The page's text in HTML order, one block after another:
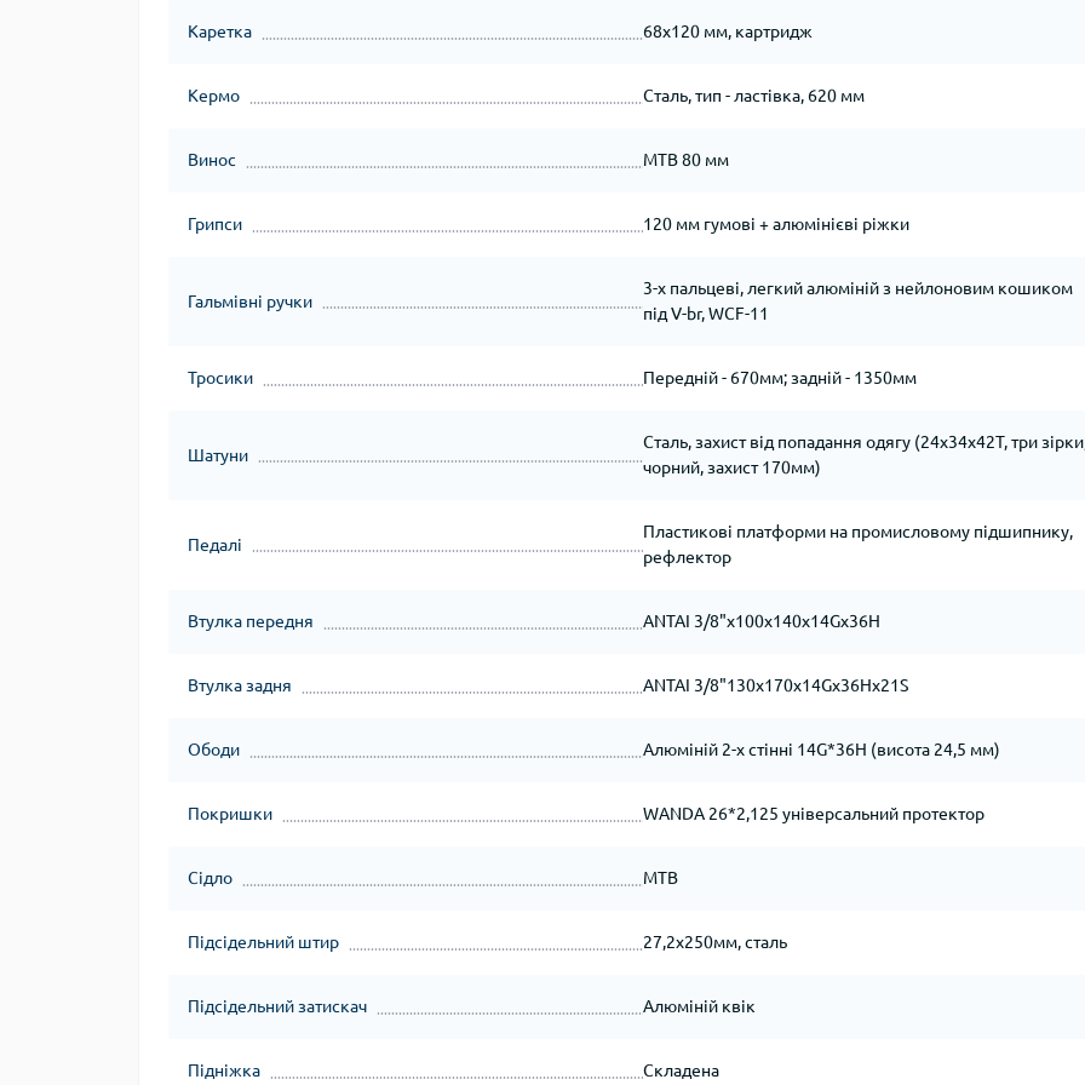
Каретка 68х120 мм, картридж
Кермо Сталь, тип - ластівка, 620 мм
Винос МТВ 80 мм
Грипси 120 мм гумові + алюмінієві ріжки
Гальмівні ручки
3-х пальцеві, легкий алюміній з нейлоновим кошиком
під V-br, WCF-11
Тросики Передній - 670мм; задній - 1350мм
Шатуни
Сталь, захист від попадання одягу (24х34х42T, три
чорний, захист 170мм)
Педалі
Пластикові платформи на промисловому підшипнику,
рефлектор
Втулка передня ANTAI 3/8"х100х140х14Gх36H
Втулка задня ANTAI 3/8"130х170х14Gх36Hх21S
Ободи Алюміній 2-х стінні 14G*36H (висота 24,5 мм)
Покришки WANDA 26*2,125 універсальний протектор
Сідло MTB
Підсідельний штир 27,2х250мм, сталь
Підсідельний затискач Алюміній квік
Підніжка Складена